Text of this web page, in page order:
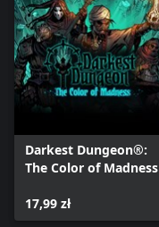
Darkest Dungeon®:
The Color of Madness
17,99 zł